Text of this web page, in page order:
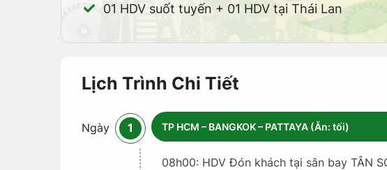
01 HDV suốt tuyến + 01 HDV tại Thái Lan
Lịch Trình Chi Tiết
Ngày 1 TP HCM – BANGKOK – PATTAYA (Ăn: tối)
08h00: HDV Đón khách tại sân bay TÂN